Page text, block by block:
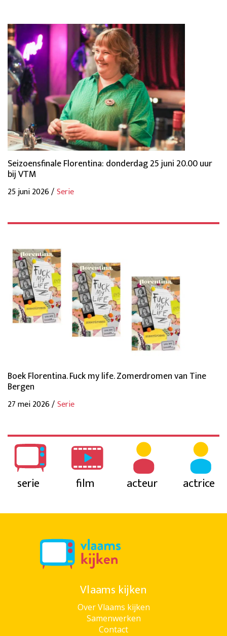
Seizoensfinale Florentina: donderdag 25 juni 20.00 uur
bij VTM
25 juni 2026 /Serie
Boek Florentina. Fuck my life. Zomerdromen van Tine
Bergen
27 mei 2026 /Serie
serie film acteur actrice
Vlaams kijken
Over Vlaams kijken
Samenwerken
Contact